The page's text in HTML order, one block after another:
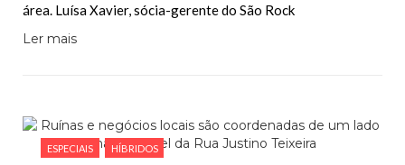
área. Luísa Xavier, sócia-gerente do São Rock
Ler mais
ESPECIAIS HÍBRIDOS